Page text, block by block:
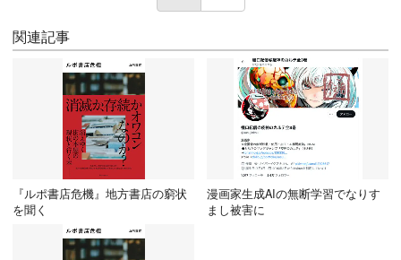
関連記事
『ルポ書店危機』地方書店の窮状
を聞く
漫画家生成AIの無断学習でなりす
まし被害に